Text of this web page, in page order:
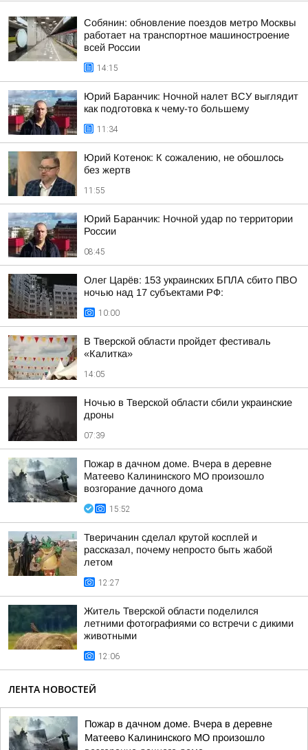
Собянин: обновление поездов метро Москвы
работает на транспортное машиностроение
всей России
14:15
Юрий Баранчик: Ночной налет ВСУ выглядит
как подготовка к чему-то большему
11:34
Юрий Котенок: К сожалению, не обошлось
без жертв
11:55
Юрий Баранчик: Ночной удар по территории
России
08:45
Олег Царёв: 153 украинских БПЛА сбито ПВО
ночью над 17 субъектами РФ:
10:00
В Тверской области пройдет фестиваль
«Калитка»
14:05
Ночью в Тверской области сбили украинские
дроны
07:39
Пожар в дачном доме. Вчера в деревне
Матеево Калининского МО произошло
возгорание дачного дома
15:52
Тверичанин сделал крутой косплей и
рассказал, почему непросто быть жабой
летом
12:27
Житель Тверской области поделился
летними фотографиями со встречи с дикими
животными
12:06
ЛЕНТА НОВОСТЕЙ
Пожар в дачном доме. Вчера в деревне
Матеево Калининского МО произошло